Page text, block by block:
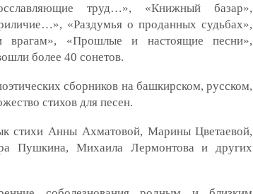
труд…», «Книжный базар»,
«Раздумья о проданных судьбах»,
врагам», «Прошлые и настоящие песни»,
более 40 сонетов.
сборников на башкирском, русском,
стихов для песен.
стихи Анны Ахматовой, Марины Цветаевой,
Пушкина, Михаила Лермонтова и других